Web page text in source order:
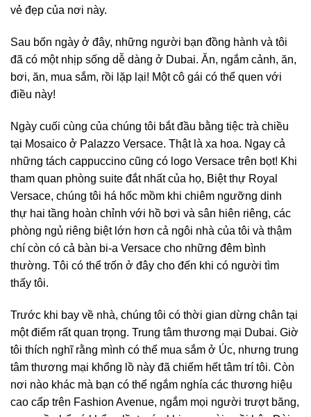
vẻ đẹp của nơi này.
Sau bốn ngày ở đây, những người bạn đồng hành và tôi
đã có một nhịp sống dễ dàng ở Dubai. Ăn, ngắm cảnh, ăn,
bơi, ăn, mua sắm, rồi lặp lại! Một cô gái có thể quen với
điều này!
Ngày cuối cùng của chúng tôi bắt đầu bằng tiệc trà chiều
tại Mosaico ở Palazzo Versace. Thật là xa hoa. Ngay cả
những tách cappuccino cũng có logo Versace trên bọt! Khi
tham quan phòng suite đắt nhất của họ, Biệt thự Royal
Versace, chúng tôi há hốc mồm khi chiêm ngưỡng dinh
thự hai tầng hoàn chỉnh với hồ bơi và sân hiên riêng, các
phòng ngủ riêng biệt lớn hơn cả ngôi nhà của tôi và thậm
chí còn có cả bàn bi-a Versace cho những đêm bình
thường. Tôi có thể trốn ở đây cho đến khi có người tìm
thấy tôi.
Trước khi bay về nhà, chúng tôi có thời gian dừng chân tại
một điểm rất quan trọng. Trung tâm thương mại Dubai. Giờ
tôi thích nghĩ rằng mình có thể mua sắm ở Úc, nhưng trung
tâm thương mại khổng lồ này đã chiếm hết tâm trí tôi. Còn
nơi nào khác mà bạn có thể ngắm nghía các thương hiệu
cao cấp trên Fashion Avenue, ngắm mọi người trượt băng,